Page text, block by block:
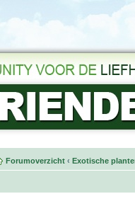
Forumoverzicht ‹ Exotische